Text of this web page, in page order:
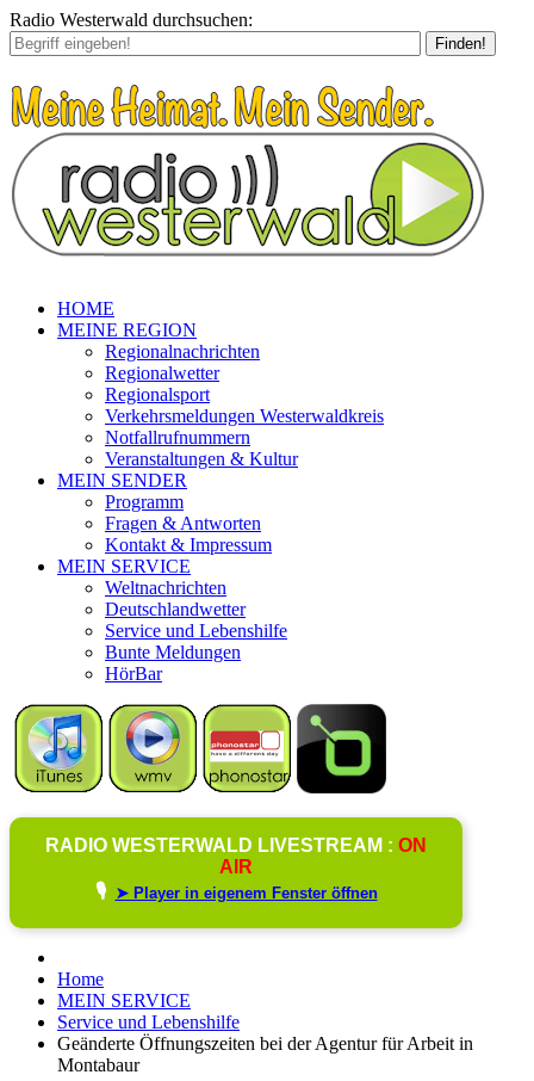
Radio Westerwald durchsuchen:
Finden!
HOME
MEINE REGION
Regionalnachrichten
Regionalwetter
Regionalsport
Verkehrsmeldungen Westerwaldkreis
Notfallrufnummern
Veranstaltungen & Kultur
MEIN SENDER
Programm
Fragen & Antworten
Kontakt & Impressum
MEIN SERVICE
Weltnachrichten
Deutschlandwetter
Service und Lebenshilfe
Bunte Meldungen
HörBar
RADIO WESTERWALD LIVESTREAM : ON
AIR
🎙️ ➤ Player in eigenem Fenster öffnen
Home
MEIN SERVICE
Service und Lebenshilfe
Geänderte Öffnungszeiten bei der Agentur für Arbeit in
Montabaur